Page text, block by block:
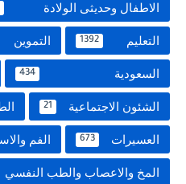
الاطفال وحديثى الولادة
التعليم 1392 التموين
السعودية 434
الشئون الاجتماعية 21
العسيرات 673 الفم
المخ والاعصاب والطب النفسي